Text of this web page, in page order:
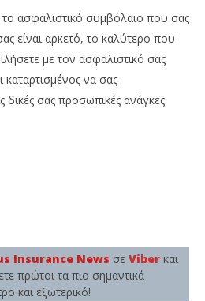
το ασφαλιστικό συμβόλαιο που σας
είναι αρκετό, το καλύτερο που
με τον ασφαλιστικό σας
να σας
σας προσωπικές ανάγκες.
Insurance News σε Viber και
πρώτοι τα πιο σημαντικά
και εξωτερικό!